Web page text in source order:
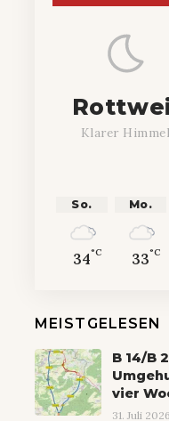
Klarer Himmel
So.
34°C
Mo.
33°C
MEISTGELESEN
B 14/B
vier
31. Juli 2026